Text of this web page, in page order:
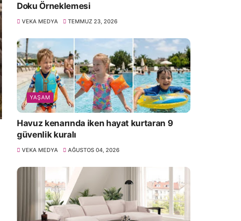
Doku Örneklemesi
VEKA MEDYA TEMMUZ 23, 2026
YAŞAM
Havuz kenarında iken hayat kurtaran 9
güvenlik kuralı
VEKA MEDYA AĞUSTOS 04, 2026